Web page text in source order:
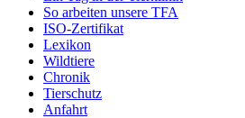
So arbeiten unsere TFA
ISO-Zertifikat
Lexikon
Wildtiere
Chronik
Tierschutz
Anfahrt